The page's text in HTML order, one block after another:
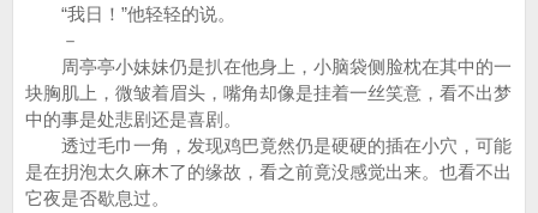
“我日！”他轻轻的说。
－
周亭亭小妹妹仍是扒在他身上，小脑袋侧脸枕在其中的一
块胸肌上，微皱着眉头，嘴角却像是挂着一丝笑意，看不出梦
中的事是处悲剧还是喜剧。
透过毛巾一角，发现鸡巴竟然仍是硬硬的插在小穴，可能
是在抈泡太久麻木了的缘故，看之前竟没感觉出来。也看不出
它夜是否歇息过。